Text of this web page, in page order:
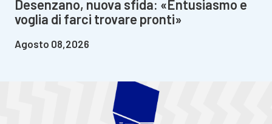
Desenzano, nuova sfida: «Entusiasmo e
voglia di farci trovare pronti»
Agosto 08,2026